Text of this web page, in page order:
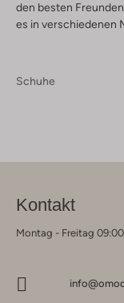
den besten
es in verschiedenen
Schuhe
Kontakt
Montag - Freitag